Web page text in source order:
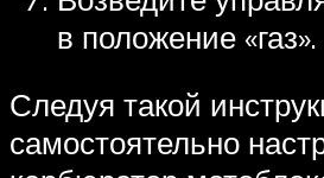
в положение «газ».
Следуя такой
самостоятельно